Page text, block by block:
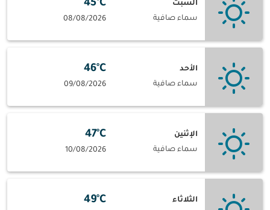
السبت
سماء صافية
45°C
08/08/2026
الأحد
سماء صافية
46°C
09/08/2026
الإثنين
سماء صافية
47°C
10/08/2026
الثلاثاء
49°C